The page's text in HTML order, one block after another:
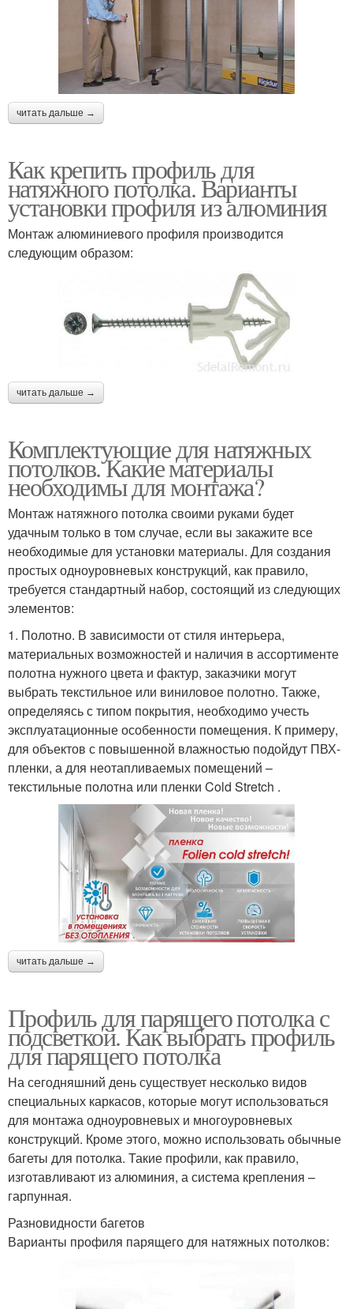
читать дальше →
Как крепить профиль для
натяжного потолка. Варианты
установки профиля из алюминия
Монтаж алюминиевого профиля производится
следующим образом:
читать дальше →
Комплектующие для натяжных
потолков. Какие материалы
необходимы для монтажа?
Монтаж натяжного потолка своими руками будет
удачным только в том случае, если вы закажите все
необходимые для установки материалы. Для создания
простых одноуровневых конструкций, как правило,
требуется стандартный набор, состоящий из следующих
элементов:
1. Полотно. В зависимости от стиля интерьера,
материальных возможностей и наличия в ассортименте
полотна нужного цвета и фактур, заказчики могут
выбрать текстильное или виниловое полотно. Также,
определяясь с типом покрытия, необходимо учесть
эксплуатационные особенности помещения. К примеру,
для объектов с повышенной влажностью подойдут ПВХ-
пленки, а для неотапливаемых помещений –
текстильные полотна или пленки Cold Stretch .
читать дальше →
Профиль для парящего потолка с
подсветкой. Как выбрать профиль
для парящего потолка
На сегодняшний день существует несколько видов
специальных каркасов, которые могут использоваться
для монтажа одноуровневых и многоуровневых
конструкций. Кроме этого, можно использовать обычные
багеты для потолка. Такие профили, как правило,
изготавливают из алюминия, а система крепления –
гарпунная.
Разновидности багетов
Варианты профиля парящего для натяжных потолков: